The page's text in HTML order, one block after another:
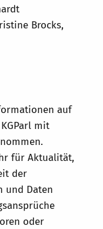
Brocks,
auf
mit
für Aktualität,
der
und Daten
oder